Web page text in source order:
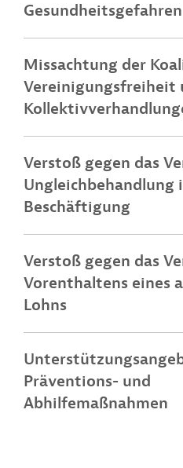
Gesundheitsgefahren
Missachtung der
Vereinigungsfreiheit
Verstoß gegen das
Ungleichbehandlung
Beschäftigung
Verstoß gegen das
Vorenthaltens eines
Lohns
Präventions- und
Abhilfemaßnahmen